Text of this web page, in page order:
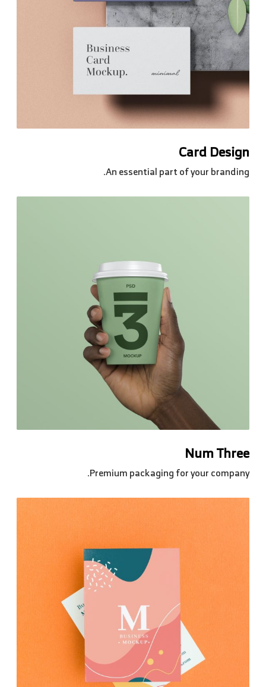
Card Design
An essential part of your branding.
Num Three
Premium packaging for your company.